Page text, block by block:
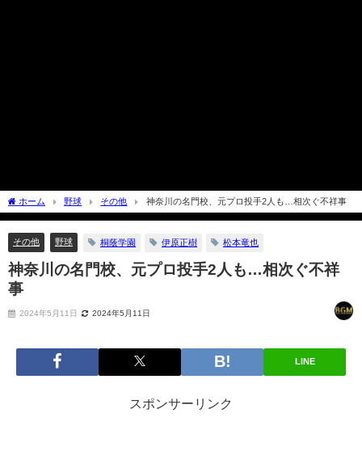
ホーム 野球 その他 神奈川の名門校、元プロ投手2人も…相次ぐ不祥事
その他 野球 桐蔭学園 伊原正樹 松本竜也
神奈川の名門校、元プロ投手2人も…相次ぐ不祥
事
2024年5月11日 2024年5月11日
LINE
スポンサーリンク